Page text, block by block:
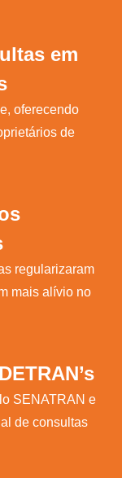
em
oferecendo
de
regularizaram
mais alívio no
SENATRAN e
de consultas